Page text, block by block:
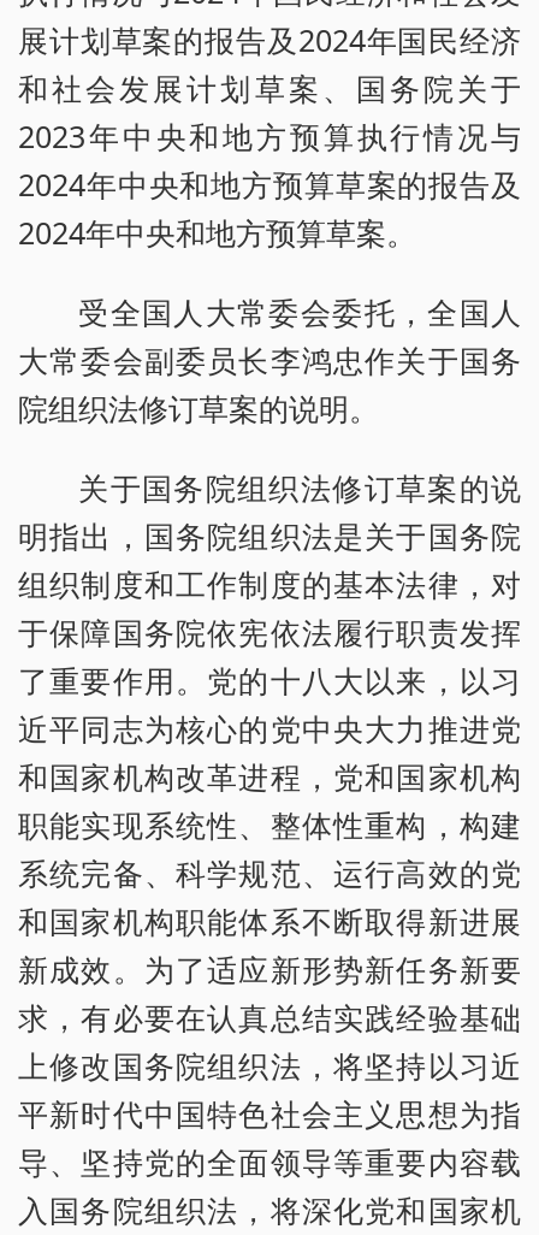
展计划草案的报告及2024年国民经济
和社会发展计划草案、国务院关于
2023年中央和地方预算执行情况与
2024年中央和地方预算草案的报告及
2024年中央和地方预算草案。
受全国人大常委会委托，全国人
大常委会副委员长李鸿忠作关于国务
院组织法修订草案的说明。
关于国务院组织法修订草案的说
明指出，国务院组织法是关于国务院
组织制度和工作制度的基本法律，对
于保障国务院依宪依法履行职责发挥
了重要作用。党的十八大以来，以习
近平同志为核心的党中央大力推进党
和国家机构改革进程，党和国家机构
职能实现系统性、整体性重构，构建
系统完备、科学规范、运行高效的党
和国家机构职能体系不断取得新进展
新成效。为了适应新形势新任务新要
求，有必要在认真总结实践经验基础
上修改国务院组织法，将坚持以习近
平新时代中国特色社会主义思想为指
导、坚持党的全面领导等重要内容载
入国务院组织法，将深化党和国家机